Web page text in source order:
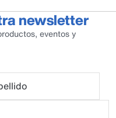
newsletter
eventos y